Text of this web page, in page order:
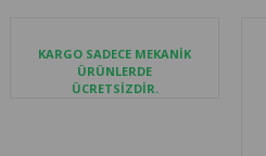
KARGO SADECE MEKANİK
ÜRÜNLERDE
ÜCRETSİZDİR.